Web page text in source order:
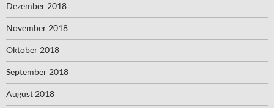
Dezember 2018
November 2018
Oktober 2018
September 2018
August 2018